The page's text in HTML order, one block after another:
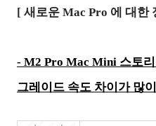
[ 새로운 Mac Pro 에 대한
- M2 Pro Mac Mini 스토
그레이드 속도 차이가 많